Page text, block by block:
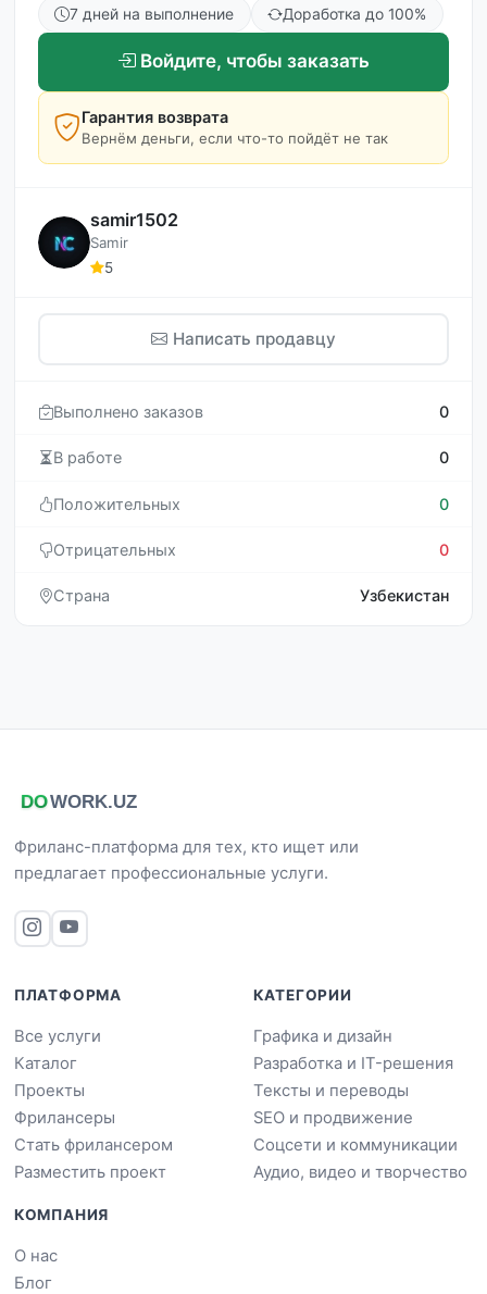
7 дней на выполнение Доработка до 100%
Войдите, чтобы заказать
Гарантия возврата
Вернём деньги, если что-то пойдёт не так
samir1502
Samir
5
Написать продавцу
Выполнено заказов 0
В работе 0
Положительных 0
Отрицательных 0
Страна Узбекистан
Фриланс-платформа для тех, кто ищет или
предлагает профессиональные услуги.
ПЛАТФОРМА
Все услуги
Каталог
Проекты
Фрилансеры
Стать фрилансером
Разместить проект
КАТЕГОРИИ
Графика и дизайн
Разработка и IT-решения
Тексты и переводы
SEO и продвижение
Соцсети и коммуникации
Аудио, видео и творчество
КОМПАНИЯ
О нас
Блог